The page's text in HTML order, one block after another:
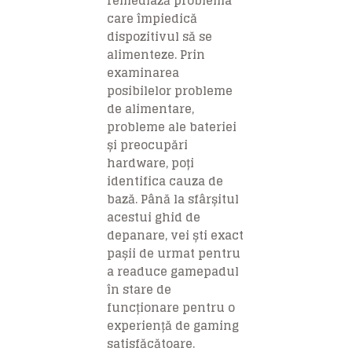
care împiedică
dispozitivul să se
alimenteze. Prin
examinarea
posibilelor probleme
de alimentare,
probleme ale bateriei
și preocupări
hardware, poți
identifica cauza de
bază. Până la sfârșitul
acestui ghid de
depanare, vei ști exact
pașii de urmat pentru
a readuce gamepadul
în stare de
funcționare pentru o
experiență de gaming
satisfăcătoare.